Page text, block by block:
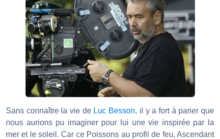
Sans connaître la vie de Luc Besson, il y a fort à parier que
nous aurions pu imaginer pour lui une vie inspirée par la
mer et le soleil. Car ce Poissons au profil de feu, Ascendant